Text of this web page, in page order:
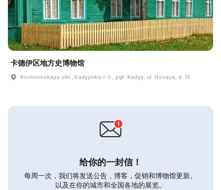
卡德伊区地方史博物馆
Kostromskaya obl., Kadyyskiy r-n., pgt. Kadyy, ul. Novaya, d. 15
给你的一封信！
每周一次，我们将发送公告，博客，促销和博物馆更新。
以及在你的城市和全国各地的展览。